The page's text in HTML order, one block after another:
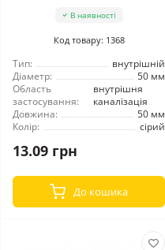
В наявності
Код товару: 1368
Тип:
внутрішній
Діаметр:
50 мм
Область
застосування:
внутрішня
каналізація
Довжина:
50 мм
Колір:
сірий
13.09 грн
До кошика